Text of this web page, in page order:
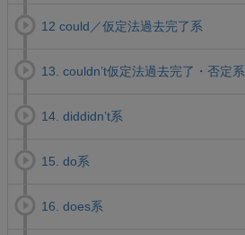
12 could／仮定法過去完了系
13. couldn’t仮定法過去完了・否定系
14. diddidn’t系
15. do系
16. does系